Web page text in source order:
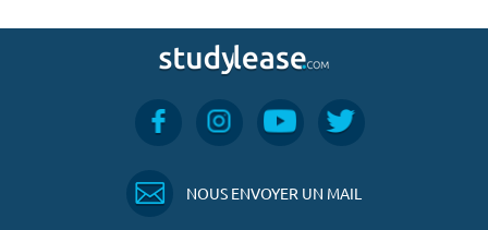
NOUS ENVOYER UN MAIL